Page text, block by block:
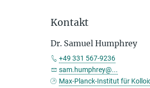
Kontakt
Dr. Samuel Humphrey
+49 331 567-9236
sam.humphrey@...
Max-Planck-Institut für